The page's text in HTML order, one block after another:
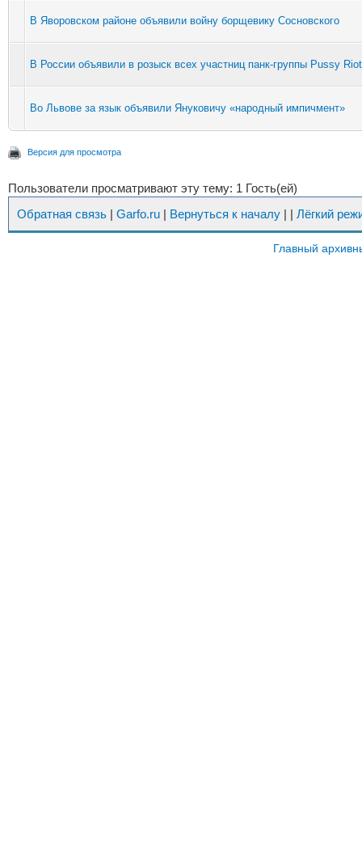
В Яворовском районе объявили войну борщевику Сосновского
В России объявили в розыск всех участниц панк-группы Pussy Riot
Во Львове за язык объявили Януковичу «народный импичмент»
Версия для просмотра
Пользователи просматривают эту тему: 1 Гость(ей)
Обратная связь | Garfo.ru | Вернуться к началу | | Лёгкий
Главный